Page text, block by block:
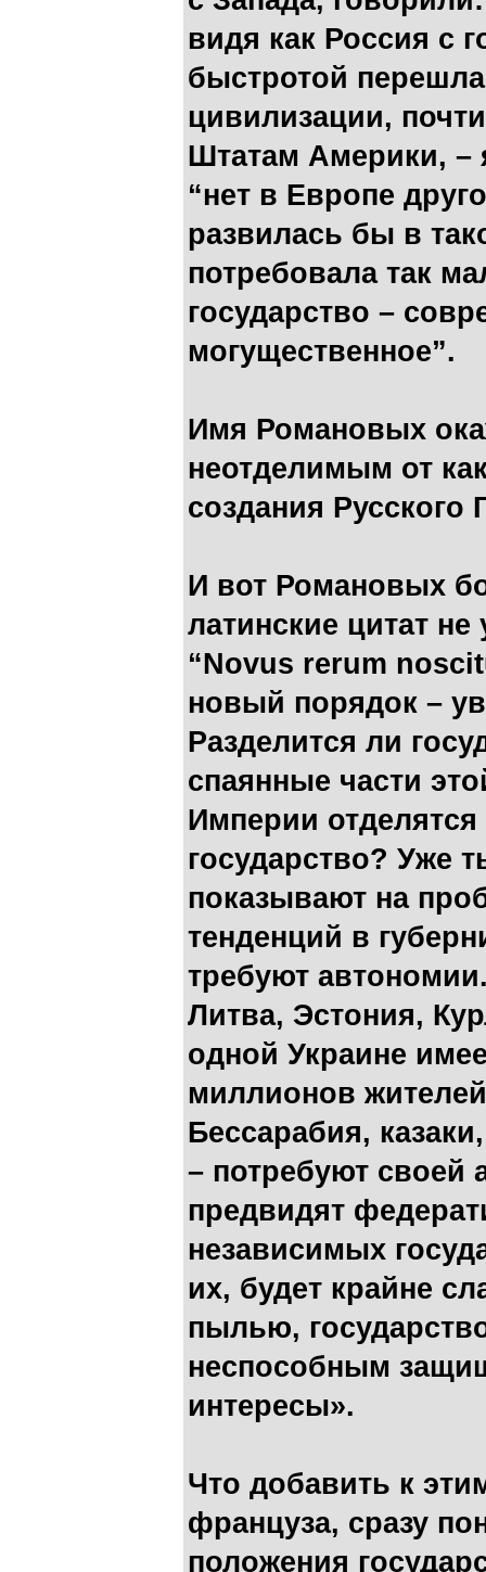
видя как Россия с
быстротой
цивилизации,
Штатам Америки, –
“нет в Европе
развилась бы в
потребовала так
государство –
могущественное”.
Имя Романовых
неотделимым от
создания Русского
И вот Романовых
латинские цитат
“Novus rerum
новый порядок –
Разделится ли
спаянные части
Империи отделятся
государство? Уже
показывают на
тенденций в
требуют
Литва, Эстония,
одной Украине
миллионов
Бессарабия,
– потребуют своей
предвидят
независимых
их, будет крайне
пылью,
неспособным
интересы».
Что добавить к
француза, сразу
положения